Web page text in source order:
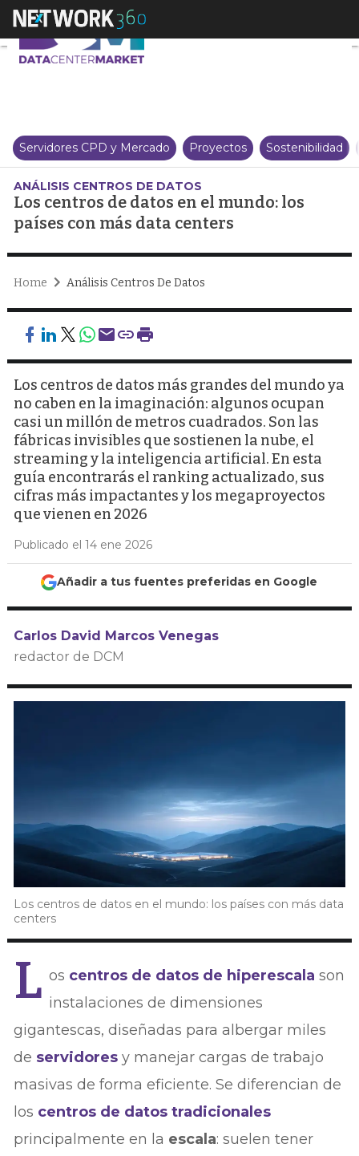
Los centros de datos en el
Servidores CPD y Mercado Proyectos Sostenibilidad
ANÁLISIS CENTROS DE DATOS
Los centros de datos en el mundo: los
países con más data centers
Home Análisis Centros De Datos
Los centros de datos más grandes del mundo ya
no caben en la imaginación: algunos ocupan
casi un millón de metros cuadrados. Son las
fábricas invisibles que sostienen la nube, el
streaming y la inteligencia artificial. En esta
guía encontrarás el ranking actualizado, sus
cifras más impactantes y los megaproyectos
que vienen en 2026
Publicado el 14 ene 2026
Añadir a tus fuentes preferidas en Google
Carlos David Marcos Venegas
redactor de DCM
Los centros de datos en el mundo: los países con más data
centers
L os centros de datos de hiperescala son
instalaciones de dimensiones
gigantescas, diseñadas para albergar miles
de servidores y manejar cargas de trabajo
masivas de forma eficiente. Se diferencian de
los centros de datos tradicionales
principalmente en la escala: suelen tener